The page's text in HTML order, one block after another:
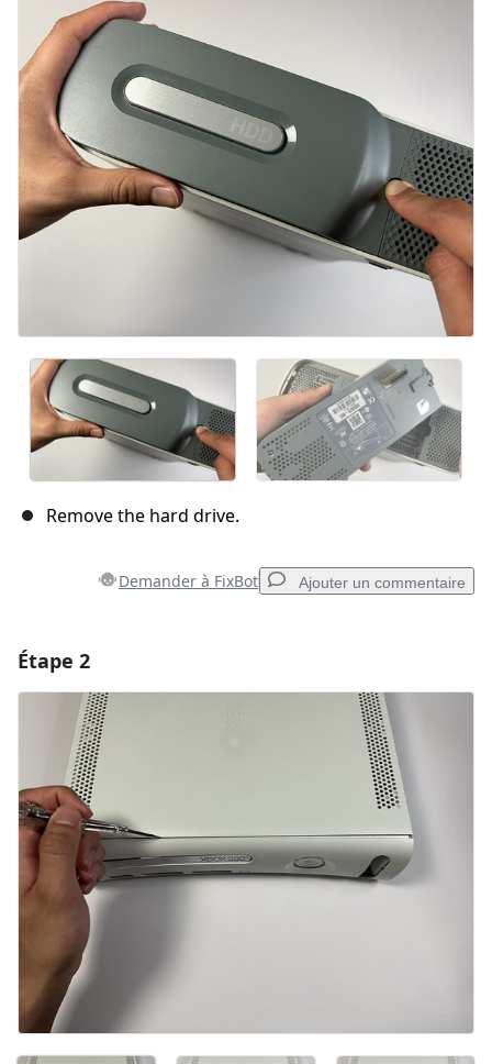
Remove the hard drive.
Demander à FixBot Ajouter un commentaire
Ajouter un commentaire
Publier un commentaire
Étape 2